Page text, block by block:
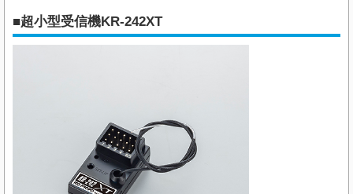
■超小型受信機KR-242XT